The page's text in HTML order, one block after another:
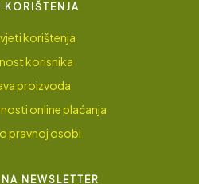
KORIŠTENJA
korištenja
korisnika
proizvoda
online plaćanja
pravnoj osobi
NEWSLETTER